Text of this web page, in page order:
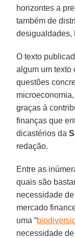
horizontes a
também de
desigualdades,
O texto
algum um texto
questões
graças à
finanças que
dicastérios da
redação.
Entre as
quais são
necessidade
mercado
uma “
necessidade